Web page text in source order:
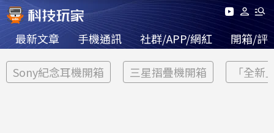
最新文章 手機通訊 社群/APP/網紅 開箱/評
Sony紀念耳機開箱 三星摺疊機開箱 「全新